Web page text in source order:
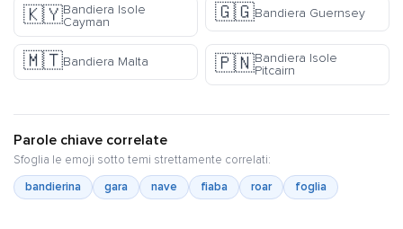
🇰🇾Bandiera Isole
Cayman
🇬🇬Bandiera Guernsey
🇲🇹Bandiera Malta 🇵🇳Bandiera Isole
Pitcairn
Parole chiave correlate
Sfoglia le emoji sotto temi strettamente correlati:
bandierina
gara nave fiaba roar foglia